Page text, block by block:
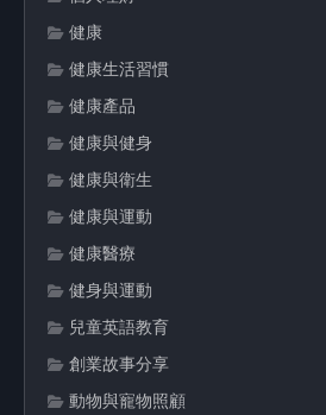
健康
健康生活習慣
健康產品
健康與健身
健康與衛生
健康與運動
健康醫療
健身與運動
兒童英語教育
創業故事分享
動物與寵物照顧